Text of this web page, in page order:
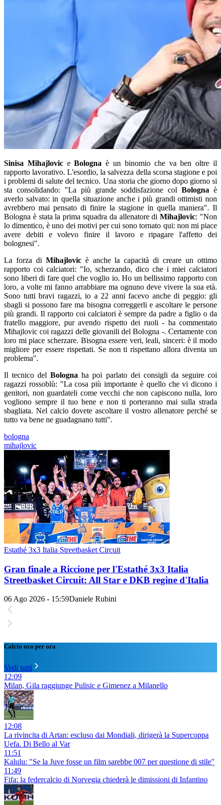
Sinisa MihajloviceBologna è un binomio che va ben oltre il
rapporto lavorativo. L'esordio, la salvezza della scorsa stagione e poi
i problemi di salute del tecnico. Una storia che giorno dopo giorno si
sta consolidando: "La più grande soddisfazione col Bologna è
averlo salvato: in quella situazione anche i più grandi ottimisti non
avrebbero mai pensato di finire la stagione in quella maniera". Il
Bologna è stata la prima squadra da allenatore diMihajlovic: "Non
lo dimentico, è uno dei motivi per cui sono tornato qui: non mi piace
avere debiti e volevo finire il lavoro e ripagare l'affetto dei
bolognesi".
La forza di Mihajlovicè anche la capacità di creare un ottimo
rapporto coi calciatori: "Io, scherzando, dico che i miei calciatori
sono liberi di fare quel che voglio io. Ho un bellissimo rapporto con
loro, a volte mi fanno arrabbiare ma ognuno deve vivere la sua età.
Sono tutti bravi ragazzi, io a 22 anni facevo anche di peggio: gli
sbagli si possono fare ma bisogna correggerli e ascoltare le persone
più grandi. Il rapporto coi calciatori è sempre da padre a figlio o da
fratello maggiore, pur avendo rispetto dei ruoli - ha commentato
Mihajlovic coi ragazzi delle giovanili del Bologna -. Certamente con
loro mi piace scherzare. Bisogna essere veri, leali, sinceri: è il modo
migliore per essere rispettati. Se non ti rispettano allora diventa un
problema".
Il tecnico delBologna ha poi parlato dei consigli da seguire coi
ragazzi rossoblù: "La cosa più importante è quello che vi dicono i
genitori, non guardateli come vecchi che non capiscono nulla, loro
vogliono sempre il tuo bene e non ti porteranno mai sulla strada
sbagliata. Nel calcio dovete ascoltare il vostro allenatore perché se
tutto va bene ne guadagnano tutti".
bologna
mihajlovic
Estathé 3x3 Italia Streetbasket Circuit
Gran finale a Riccione per l'Estathé 3x3 Italia
Streetbasket Circuit: All Star e DKB regine d'Italia
06 Ago 2026 - 15:59Daniele Rubini
Calcio ora per ora
Vedi tutti
12:09
Milan, Gila raggiunge Pulisic e Gimenez a Milanello
12:08
La rivincita di Artan: escluso dai Mondiali, dirigerà la Supercoppa
Uefa. Di Bello al Var
11:51
Kalulu: "Se la Juve fosse un film sarebbe 007 per questione di stile"
11:49
Fifa: la federcalcio di Norvegia chiederà le dimissioni di Infantino